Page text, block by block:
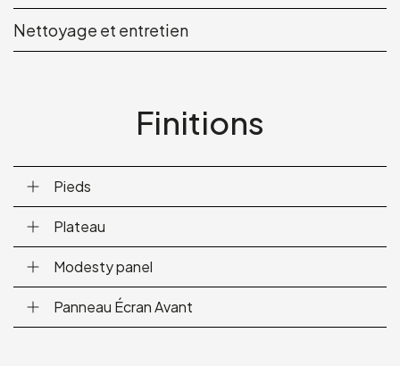
Nettoyage et entretien
Finitions
Pieds
Plateau
Modesty panel
Panneau Écran Avant